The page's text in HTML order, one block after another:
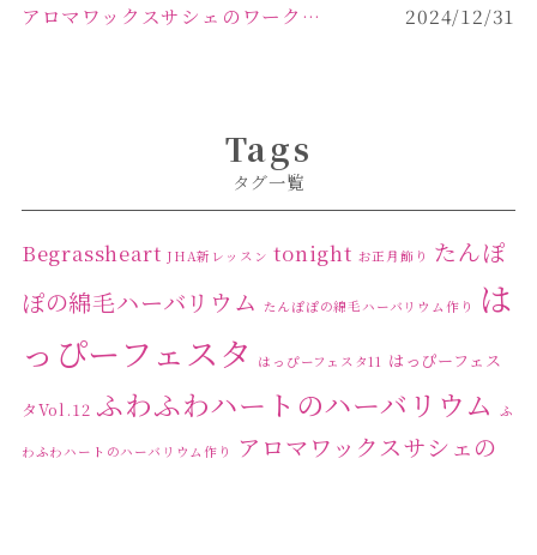
アロマワックスサシェのワークショップinPOLA中込原店ご報告【佐久市 キャンドル サシェ】
2024/12/31
Tags
タグ一覧
Begrassheart JHA新レッスン tonight お正月飾り たんぽ
ぽの綿毛ハーバリウム たんぽぽの綿毛ハーバリウム作り
は
っぴーフェスタ
はっぴーフェスタ11 はっぴーフェス
タVol.12 ふわふわハートのハーバリウム ふ
わふわハートのハーバリウム作り
アロマワックスサシェの